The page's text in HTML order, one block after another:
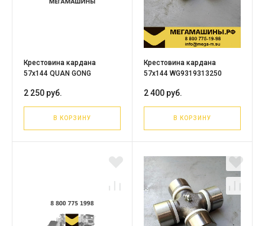
Крестовина кардана
57х144 QUAN GONG
2 250 руб.
В КОРЗИНУ
Крестовина кардана
57х144 WG9319313250
2 400 руб.
В КОРЗИНУ